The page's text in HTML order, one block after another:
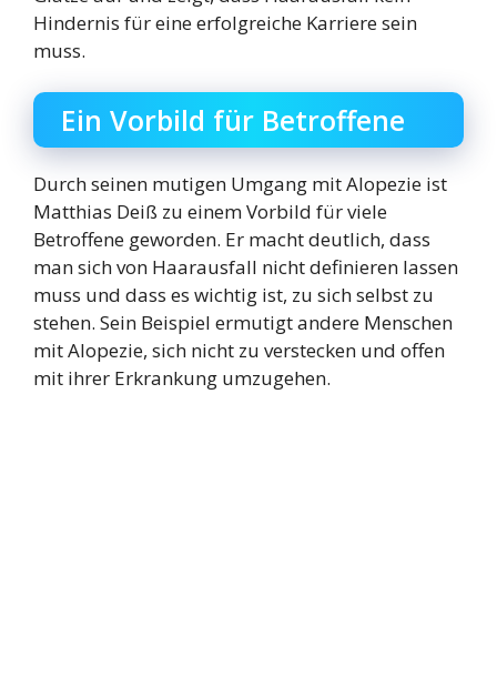
Hindernis für eine erfolgreiche Karriere sein
muss.
Ein Vorbild für Betroffene
Durch seinen mutigen Umgang mit Alopezie ist
Matthias Deiß zu einem Vorbild für viele
Betroffene geworden. Er macht deutlich, dass
man sich von Haarausfall nicht definieren lassen
muss und dass es wichtig ist, zu sich selbst zu
stehen. Sein Beispiel ermutigt andere Menschen
mit Alopezie, sich nicht zu verstecken und offen
mit ihrer Erkrankung umzugehen.